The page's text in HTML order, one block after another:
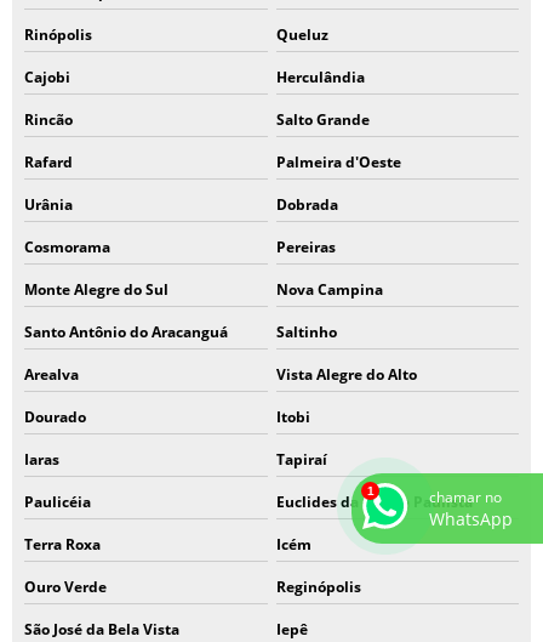
Rinópolis Queluz
Cajobi Herculândia
Rincão Salto Grande
Rafard Palmeira d'Oeste
Urânia Dobrada
Cosmorama Pereiras
Monte Alegre do Sul Nova Campina
Santo Antônio do Aracanguá Saltinho
Arealva Vista Alegre do Alto
Dourado Itobi
Iaras Tapiraí
Paulicéia Euclides da Cunha Paulista
Terra Roxa Icém
Ouro Verde Reginópolis
São José da Bela Vista Iepê
chamar no
WhatsApp